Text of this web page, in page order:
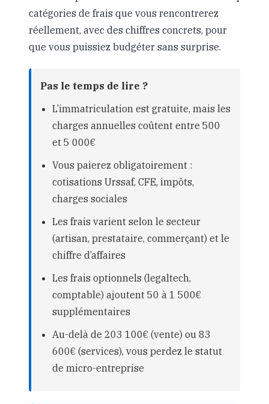
catégories de frais que vous rencontrerez
réellement, avec des chiffres concrets, pour
que vous puissiez budgéter sans surprise.
Pas le temps de lire ?
L’immatriculation est gratuite, mais les
charges annuelles coûtent entre 500
et 5 000€
Vous paierez obligatoirement :
cotisations Urssaf, CFE, impôts,
charges sociales
Les frais varient selon le secteur
(artisan, prestataire, commerçant) et le
chiffre d’affaires
Les frais optionnels (legaltech,
comptable) ajoutent 50 à 1 500€
supplémentaires
Au-delà de 203 100€ (vente) ou 83
600€ (services), vous perdez le statut
de micro-entreprise